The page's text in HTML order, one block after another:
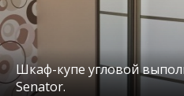
Шкаф-купе угловой
Senator.